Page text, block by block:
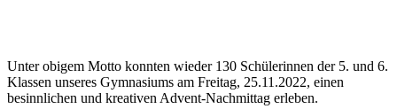
Unter obigem Motto konnten wieder 130 Schülerinnen der 5. und 6.
Klassen unseres Gymnasiums am Freitag, 25.11.2022, einen
besinnlichen und kreativen Advent-Nachmittag erleben.